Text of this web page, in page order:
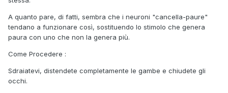
A quanto pare, di fatti, sembra che i neuroni "cancella-paure"
tendano a funzionare così, sostituendo lo stimolo che genera
paura con uno che non la genera più.
Come Procedere :
Sdraiatevi, distendete completamente le gambe e chiudete gli
occhi.